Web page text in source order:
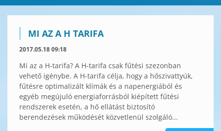
MI AZ A H TARIFA
2017.05.18 09:18
Mi az a H-tarifa? A H-tarifa csak fűtési szezonban
vehető igénybe. A H-tarifa célja, hogy a hőszivattyúk,
fűtésre optimalizált klímák és a napenergiából és
egyéb megújuló energiaforrásból kiépített fűtési
rendszerek esetén, a hő ellátást biztosító
berendezések működését közvetlenül szolgáló...